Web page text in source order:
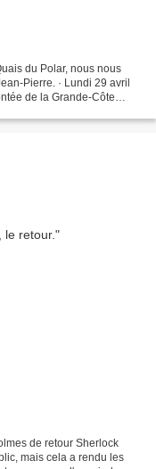
du Polar, nous nous
Pierre. · Lundi 29 avril
de la Grande-Côte
de retour Sherlock
mais cela a rendu les